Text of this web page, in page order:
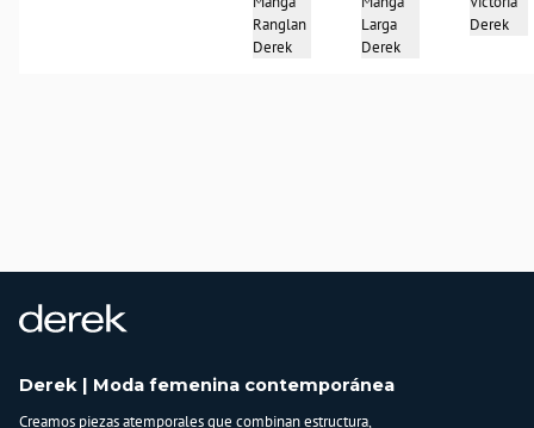
Ranglan
Derek
Larga
Derek
Derek
Derek | Moda femenina contemporánea
Creamos piezas atemporales que combinan estructura,